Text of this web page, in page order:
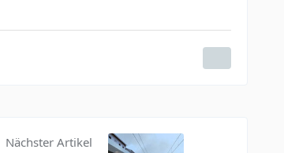
Nächster Artikel